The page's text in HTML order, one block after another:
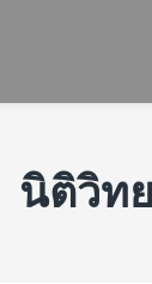
นิติวิท